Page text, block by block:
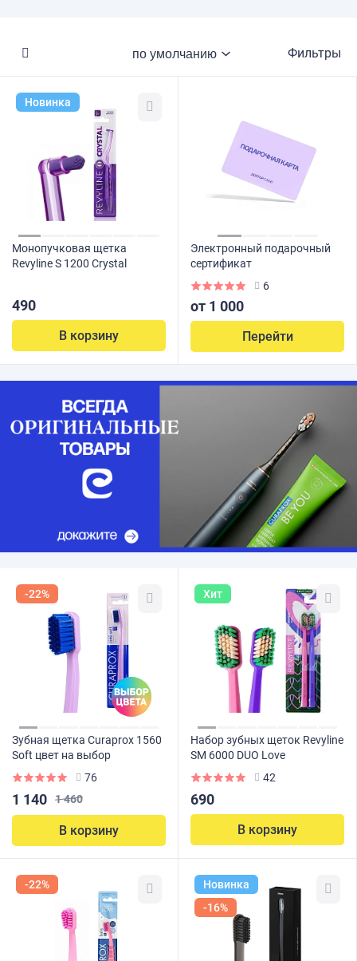
Фильтры
Новинка
Монопучковая щетка
Revyline S 1200 Crystal
490
В корзину
Электронный подарочный
сертификат
6
от 1 000
Перейти
-22%
Зубная щетка Curaprox 1560
Soft цвет на выбор
76
1 460
1 140
В корзину
Хит
Набор зубных щеток Revyline
SM 6000 DUO Love
42
690
В корзину
-22%
Новинка
-16%